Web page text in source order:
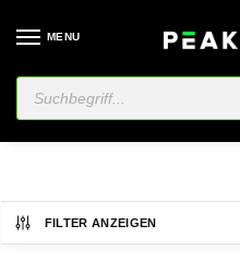
MENU
reifenpflege
FILTER ANZEIGEN